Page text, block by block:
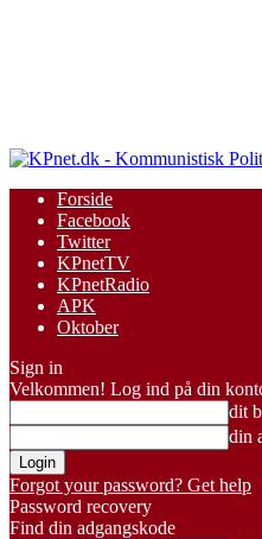
Forside
Facebook
Twitter
KPnetTV
KPnetRadio
APK
Oktober
Sign in
Velkommen! Log ind på din
dit
din
Forgot your password? Get help
Password recovery
Find din adgangskode